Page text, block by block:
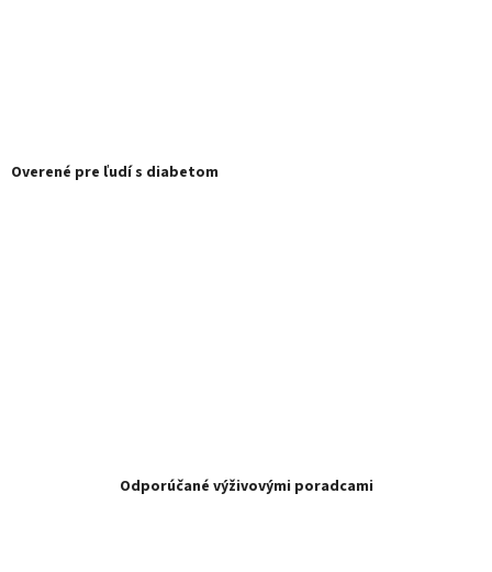
Overené pre ľudí s diabetom
Odporúčané výživovými poradcami